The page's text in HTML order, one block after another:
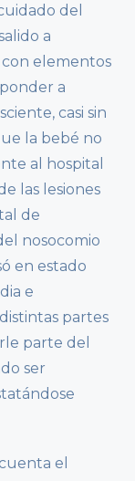
del
a
con elementos
a
casi sin
la bebé no
al hospital
las lesiones
de
nosocomio
en estado
e
partes
parte del
ser
el